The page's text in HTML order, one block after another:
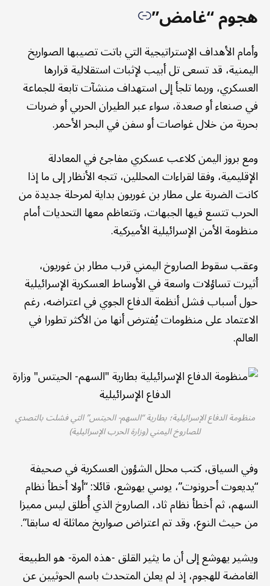
هجوم “غامض”
وأمام الأهداف الإستراتيجية التي باتت تصيبها الصواريخ
اليمنية، قد تسعى تل أبيب لإثبات استقلالية قرارها
العسكري، وربما تلجأ إلى استهداف منشآت تابعة للجماعة
في صنعاء أو صعدة، سواء عبر الطيران الحربي أو ضربات
بحرية من خلال غواصات أو سفن في البحر الأحمر.
ومع بروز اليمن كلاعب عسكري مفاجئ في المعادلة
الإقليمية، وفقا لقراءات المحللين، تتجه الأنظار إلى ما إذا
كانت الضربة على مطار بن غوريون بداية لمرحلة جديدة من
الحرب تتسع فيها الجبهات، وتتعاظم معها التحديات أمام
منظومة الأمن الإسرائيلية الأميركية.
وعقب سقوط الصاروخ اليمني قرب مطار بن غوريون،
أثيرت تساؤلات واسعة في الأوساط العسكرية الإسرائيلية
حول أسباب فشل أنظمة الدفاع الجوي في اعتراضه، رغم
الاعتماد على منظومات يُفترض أنها من الأكثر تطورا في
العالم.
منظومة الدفاع الإسرائيلية؛ بطارية “السهم- الحيتس” التي فشلت بالتصدي
للصاروخ اليمني (وزارة الحرب الإسرائيلية)
وفي السياق، كتب محلل الشؤون العسكرية في صحيفة
“يديعوت أحرونوت”، يوسي يهوشع، قائلا: “أولا أخطأ نظام
السهم، ثم أخطأ نظام ثاد، الصاروخ الذي أُطلق ليس مميزا
من حيث النوع، وقد تم اعتراض صواريخ مماثلة له سابقا”.
ويشير يهوشع إلى أن ما يثير القلق -هذه المرة- هو الطبيعة
الغامضة للهجوم، إذ لم يعلن المتحدث باسم الحوثيين عن